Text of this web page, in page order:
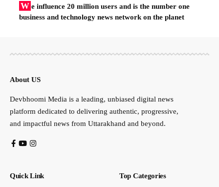
W e influence 20 million users and is the number one
business and technology news network on the planet
About US
Devbhoomi Media is a leading, unbiased digital news
platform dedicated to delivering authentic, progressive,
and impactful news from Uttarakhand and beyond.
Quick Link Top Categories